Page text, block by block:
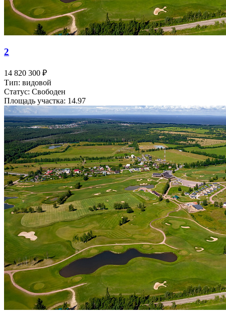
2
14 820 300 ₽
Тип: видовой
Статус: Свободен
Площадь участка: 14.97